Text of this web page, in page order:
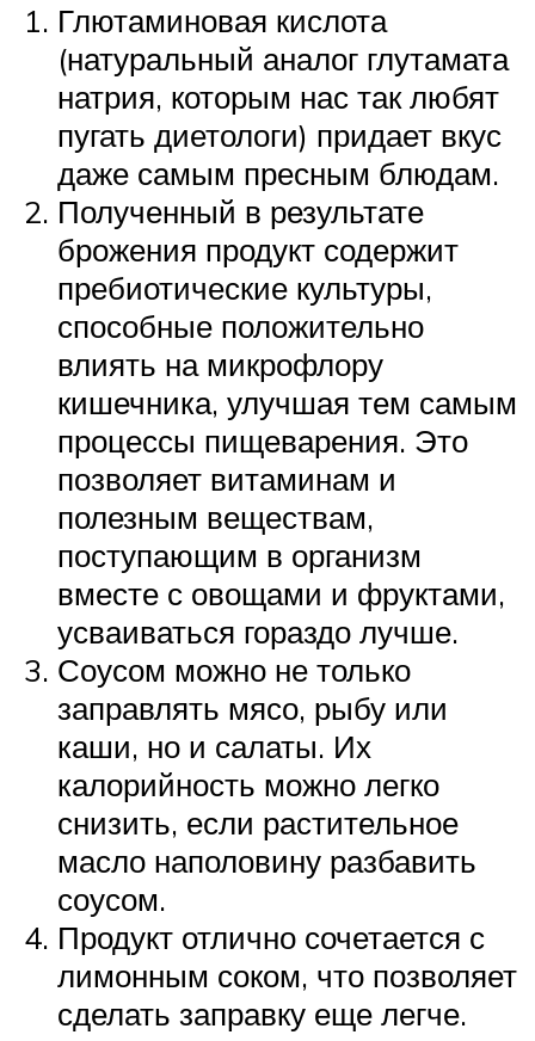
Глютаминовая кислота
(натуральный аналог глутамата
натрия, которым нас так любят
пугать диетологи) придает вкус
даже самым пресным блюдам.
Полученный в результате
брожения продукт содержит
пребиотические культуры,
способные положительно
влиять на микрофлору
кишечника, улучшая тем самым
процессы пищеварения. Это
позволяет витаминам и
полезным веществам,
поступающим в организм
вместе с овощами и фруктами,
усваиваться гораздо лучше.
Соусом можно не только
заправлять мясо, рыбу или
каши, но и салаты. Их
калорийность можно легко
снизить, если растительное
масло наполовину разбавить
соусом.
Продукт отлично сочетается с
лимонным соком, что позволяет
сделать заправку еще легче.